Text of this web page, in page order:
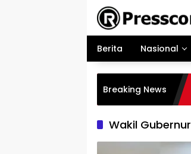
Berita Nasional
Breaking News
Wakil Gubernur